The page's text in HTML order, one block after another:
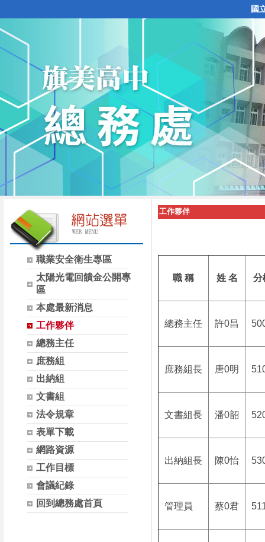
國
職業安全衛生專區
太陽光電回饋金公開專
區
本處最新消息
工作夥伴
總務主任
庶務組
出納組
文書組
法令規章
表單下載
網路資源
工作目標
會議紀錄
回到總務處首頁
工作夥伴
職 稱 姓 名 分
總務主任 許0昌
庶務組長 唐0明
文書組長 潘0韶
出納組長 陳0怡
管理員 蔡0君